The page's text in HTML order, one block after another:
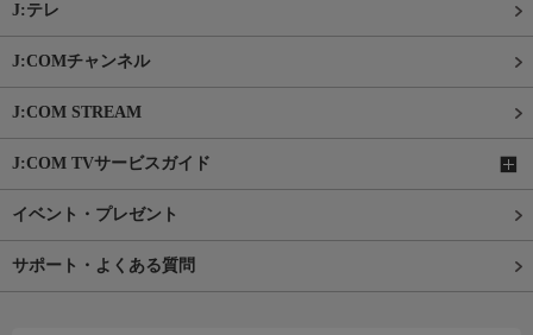
J:テレ
J:COMチャンネル
J:COM STREAM
J:COM TVサービスガイド
イベント・プレゼント
サポート・よくある質問